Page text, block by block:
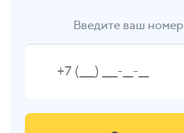
Введите ваш